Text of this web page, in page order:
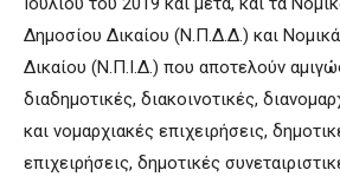
Δημοσίου Δικαίου (Ν.Π.Δ.Δ.) και
Δικαίου (Ν.Π.Ι.Δ.) που αποτελούν
διαδημοτικές, διακοινοτικές,
και νομαρχιακές επιχειρήσεις,
επιχειρήσεις, δημοτικές